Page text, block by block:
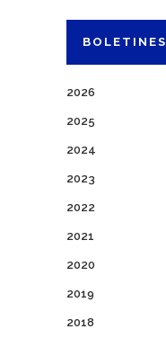
BOLETINES
2026
2025
2024
2023
2022
2021
2020
2019
2018